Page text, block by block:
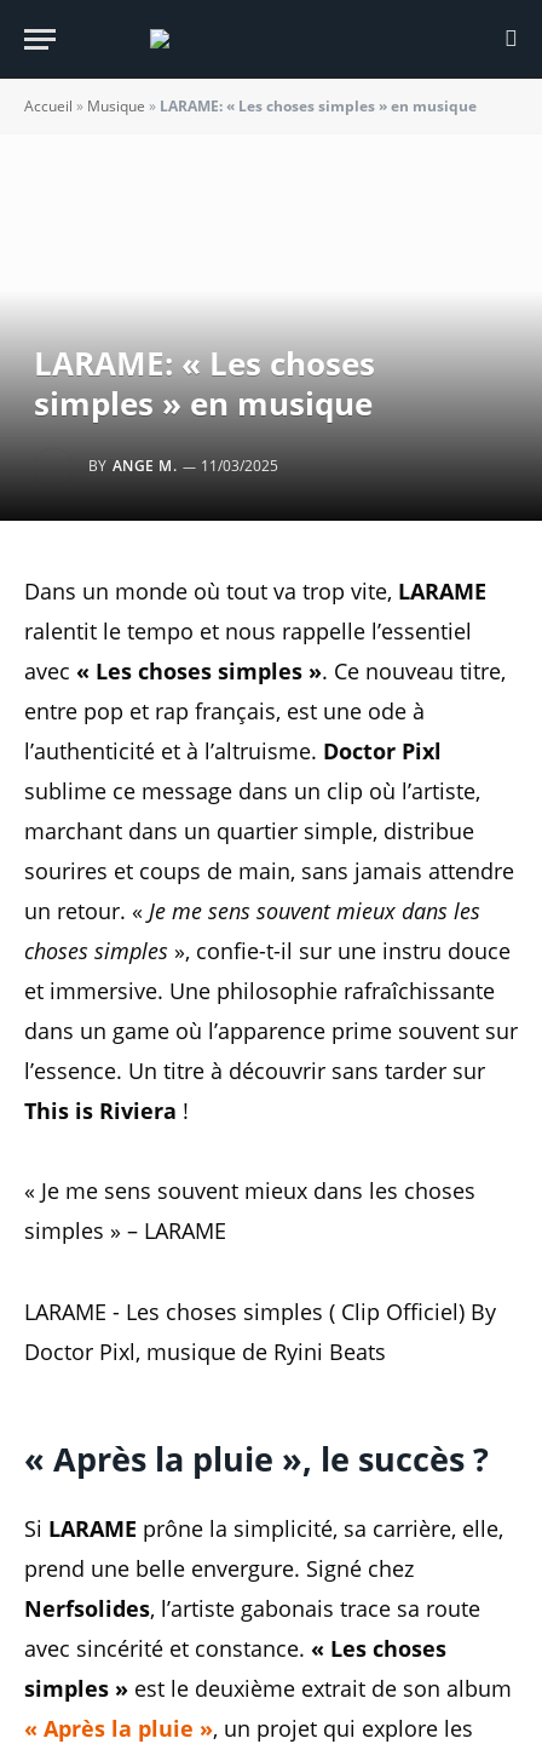
Accueil » Musique » LARAME: « Les choses simples » en musique
LARAME: « Les choses
simples » en musique
BY ANGE M. 11/03/2025
Dans un monde où tout va trop vite, LARAME
ralentit le tempo et nous rappelle l’essentiel
avec « Les choses simples ». Ce nouveau titre,
entre pop et rap français, est une ode à
l’authenticité et à l’altruisme. Doctor Pixl
sublime ce message dans un clip où l’artiste,
marchant dans un quartier simple, distribue
sourires et coups de main, sans jamais attendre
un retour. « Je me sens souvent mieux dans les
choses simples », confie-t-il sur une instru douce
et immersive. Une philosophie rafraîchissante
dans un game où l’apparence prime souvent sur
l’essence. Un titre à découvrir sans tarder sur
This is Riviera !
« Je me sens souvent mieux dans les choses
simples » – LARAME
LARAME - Les choses simples ( Clip Officiel) By
Doctor Pixl, musique de Ryini Beats
« Après la pluie », le succès ?
Si LARAME prône la simplicité, sa carrière, elle,
prend une belle envergure. Signé chez
Nerfsolides, l’artiste gabonais trace sa route
avec sincérité et constance. « Les choses
simples » est le deuxième extrait de son album
« Après la pluie », un projet qui explore les